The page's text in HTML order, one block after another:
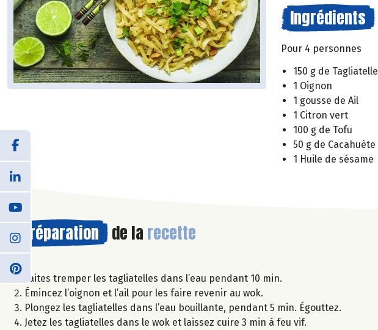
Ingrédients
Pour 4 personnes
150 g de Tagliatelle
1 Oignon
1 gousse de Ail
1 Citron vert
100 g de Tofu
50 g de Cacahuète
1 Huile de sésame
Préparation de la recette
Faites tremper les tagliatelles dans l’eau pendant 10 min.
Émincez l’oignon et l’ail pour les faire revenir au wok.
Plongez les tagliatelles dans l’eau bouillante, pendant 5 min. Égouttez.
Jetez les tagliatelles dans le wok et laissez cuire 3 min à feu vif.